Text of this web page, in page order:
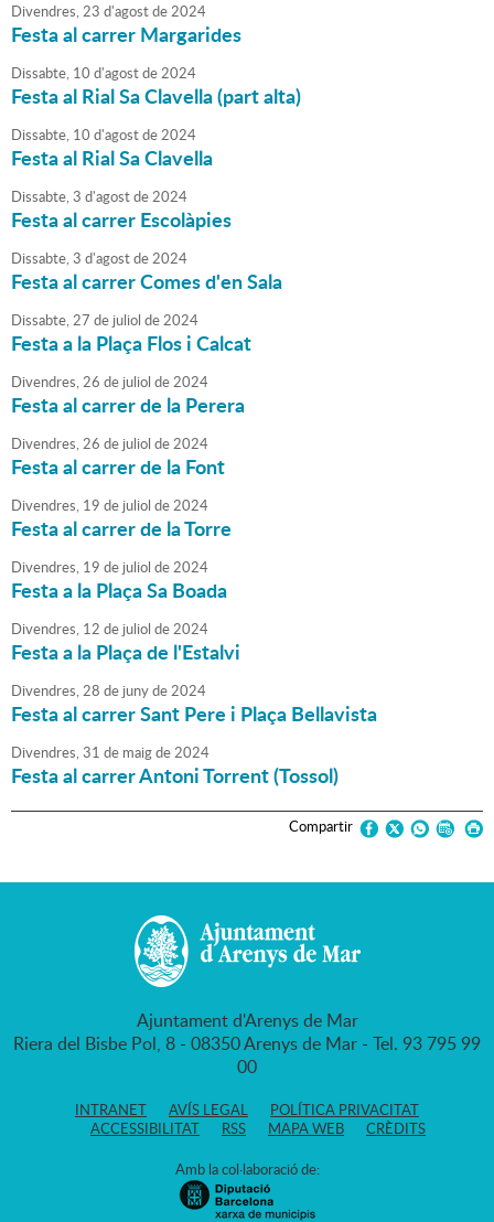
Divendres,23 d'agostde2024
Festa al carrer Margarides
Dissabte, 10 d'agostde2024
Festa al Rial Sa Clavella (part alta)
Dissabte, 10 d'agostde2024
Festa al Rial Sa Clavella
Dissabte,3 d'agostde2024
Festa al carrer Escolàpies
Dissabte,3 d'agostde2024
Festa al carrer Comes d'en Sala
Dissabte,27 de juliol de2024
Festa a la Plaça Flos i Calcat
Divendres,26 de juliol de2024
Festa al carrer de la Perera
Divendres,26 de juliol de2024
Festa al carrer de la Font
Divendres, 19 de juliol de2024
Festa al carrer de la Torre
Divendres, 19 de juliol de2024
Festa a la Plaça Sa Boada
Divendres, 12 de juliol de2024
Festa a la Plaça de l'Estalvi
Divendres,28 de junyde2024
Festa al carrer Sant Pere i Plaça Bellavista
Divendres,31 de maigde2024
Festa al carrer Antoni Torrent (Tossol)
Compartir
Ajuntament d'Arenys de Mar
Riera del Bisbe Pol, 8 - 08350 Arenys de Mar - Tel. 93 795 99
00
INTRANET AVÍS LEGAL
POLÍTICA PRIVACITAT
ACCESSIBILITAT
RSS MAPA WEB CRÈDITS
Amb la col·laboració de: